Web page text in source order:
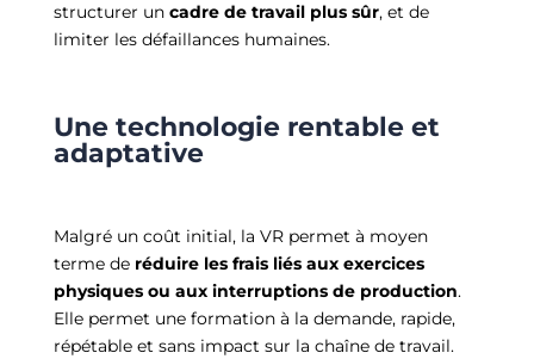
structurer un cadre de travail plus sûr, et de
limiter les défaillances humaines.
Une technologie rentable et
adaptative
Malgré un coût initial, la VR permet à moyen
terme deréduire les frais liés aux exercices
physiques ou aux interruptions de production.
Elle permet une formation à la demande, rapide,
répétable et sans impact sur la chaîne de travail.